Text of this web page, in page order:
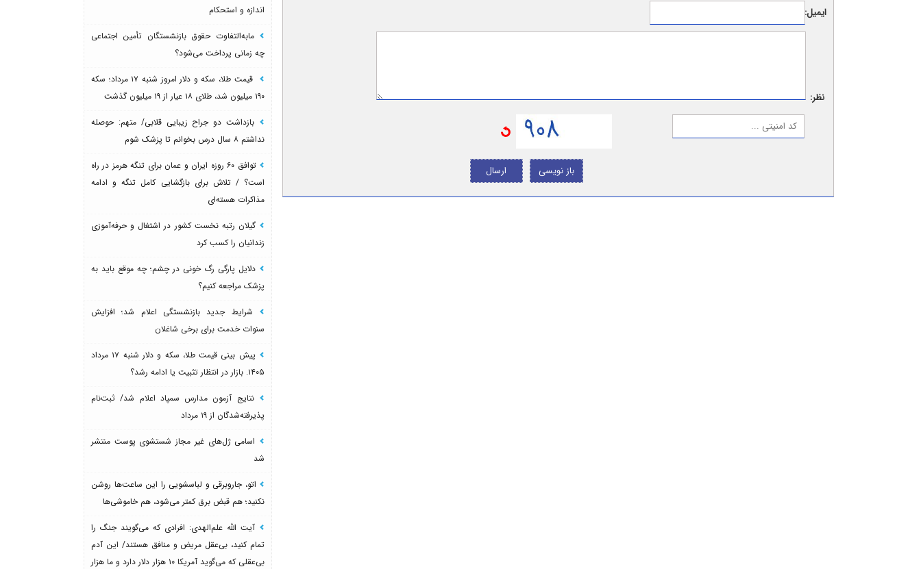
ایمیل:
نظر:
ارسال باز نویسی
اندازه و استحکام
مابه‌التفاوت حقوق بازنشستگان تأمین اجتماعی
چه زمانی پرداخت می‌شود؟
قیمت طلا، سکه و دلار امروز شنبه ۱۷ مرداد؛ سکه
۱۹۰ میلیون شد، طلای ۱۸ عیار از ۱۹ میلیون گذشت
بازداشت دو جراح زیبایی قلابی/ متهم: حوصله
نداشتم ۸ سال درس بخوانم تا پزشک شوم
توافق ۶۰ روزه ایران و عمان برای تنگه هرمز در راه
است؟ / تلاش برای بازگشایی کامل تنگه و ادامه
مذاکرات هسته‌ای
گیلان رتبه نخست کشور در اشتغال و حرفه‌آموزی
زندانیان را کسب کرد
دلایل پارگی رگ خونی در چشم؛ چه موقع باید به
پزشک مراجعه کنیم؟
شرایط جدید بازنشستگی اعلام شد؛ افزایش
سنوات خدمت برای برخی شاغلان
پیش بینی قیمت طلا، سکه و دلار شنبه ۱۷ مرداد
۱۴۰۵. بازار در انتظار تثبیت یا ادامه رشد؟
نتایج آزمون مدارس سمپاد اعلام شد/ ثبت‌نام
پذیرفته‌شدگان از ۱۹ مرداد
اسامی ژل‌های غیر مجاز شستشوی پوست منتشر
شد
اتو، جاروبرقی و لباسشویی را این ساعت‌ها روشن
نکنید؛ هم قبض برق کمتر می‌شود، هم خاموشی‌ها
آیت الله علم‌الهدی: افرادی که می‌گویند جنگ را
تمام کنید، بی‌عقل مریض و منافق هستند/ این آدم
بی‌عقلی که می‌گوید آمریکا ۱۰ هزار دلار دارد و ما هزار